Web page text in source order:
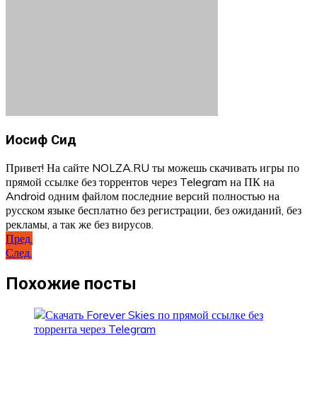
Иосиф Сид
Привет! На сайте NOLZA.RU ты можешь скачивать игры по
прямой ссылке без торрентов через Telegram на ПК на
Android одним файлом последние версий полностью на
русском языке бесплатно без регистрации, без ожиданий, без
рекламы, а так же без вирусов.
Навигация
по
записям
Пред.
След.
Похожие посты